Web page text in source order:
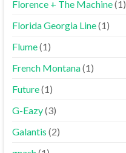
Florence + The Machine(1)
Florida Georgia Line(1)
Flume(1)
French Montana(1)
Future(1)
G-Eazy(3)
Galantis (2)